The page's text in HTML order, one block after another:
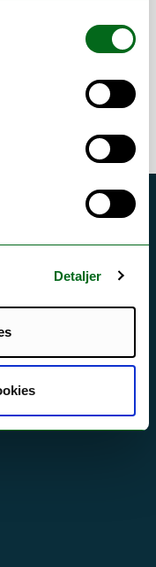
Detaljer